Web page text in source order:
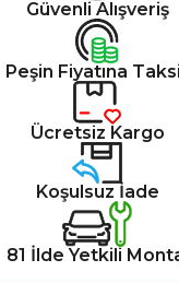
Güvenli Alışveriş
Peşin Fiyatına
Ücretsiz Kargo
Koşulsuz İade
81 İlde Yetkili